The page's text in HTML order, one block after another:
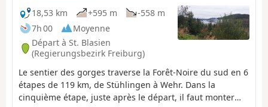
18,53 km
+595 m
-558 m
7h 00
Moyenne
Départ à St. Blasien
(Regierungsbezirk Freiburg)
Le sentier des gorges traverse la Forêt-Noire du sud en 6
étapes de 119 km, de Stühlingen à Wehr. Dans la
cinquième étape, juste après le départ, il faut monter